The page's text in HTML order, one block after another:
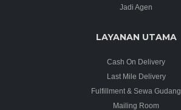
Jadi Agen
LAYANAN UTAMA
Cash On Delivery
Last Mile Delivery
Fulfillment & Sewa Gudang
Mailing Room